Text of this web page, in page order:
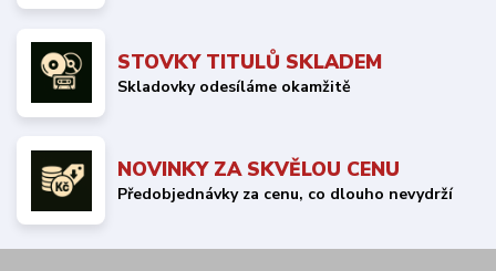
STOVKY TITULŮ SKLADEM
Skladovky odesíláme okamžitě
NOVINKY ZA SKVĚLOU CENU
Předobjednávky za cenu, co dlouho nevydrží